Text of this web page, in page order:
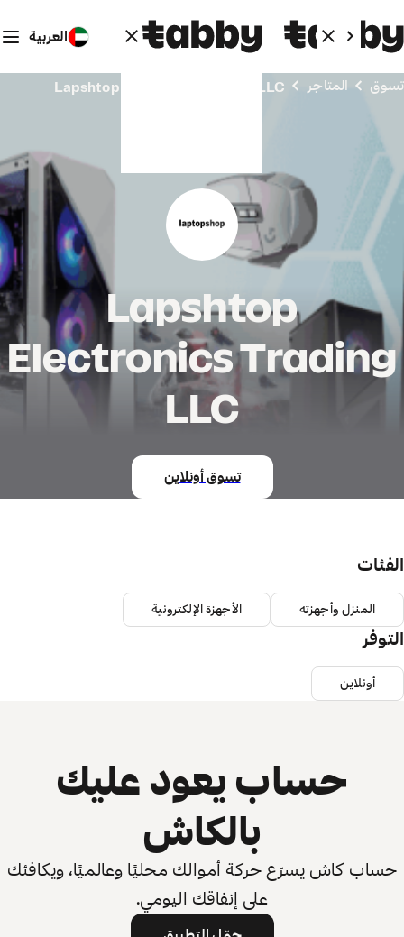
العربية
تسوق المتاجر Lapshtop Electronics Trading LLC
Lapshtop
Electronics Trading
LLC
تسوق أونلاين
الفئات
المنزل وأجهزته الأجهزة الإلكترونية
التوفر
أونلاين
حساب يعود عليك
بالكاش
حساب كاش يسرّع حركة أموالك محليًا وعالميًا، ويكافئك
على إنفاقك اليومي.